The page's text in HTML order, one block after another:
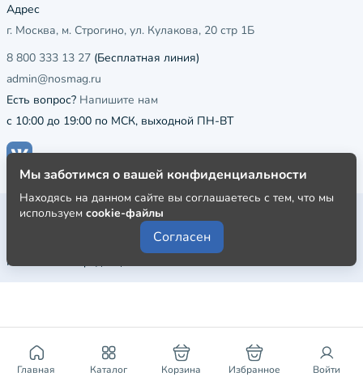
Главная Каталог Корзина Избранное Войти
Адрес
г. Москва, м. Строгино, ул. Кулакова, 20 стр 1Б
8 800 333 13 27 (Бесплатная линия)
admin@nosmag.ru
Есть вопрос? Напишите нам
с 10:00 до 19:00 по МСК, выходной ПН-ВТ
Публичная оферта
Пользовательское соглашение
Политика конфиденциальности
Мы заботимся о вашей конфиденциальности
Находясь на данном сайте вы соглашаетесь с тем, что мы
используем cookie-файлы
Согласен